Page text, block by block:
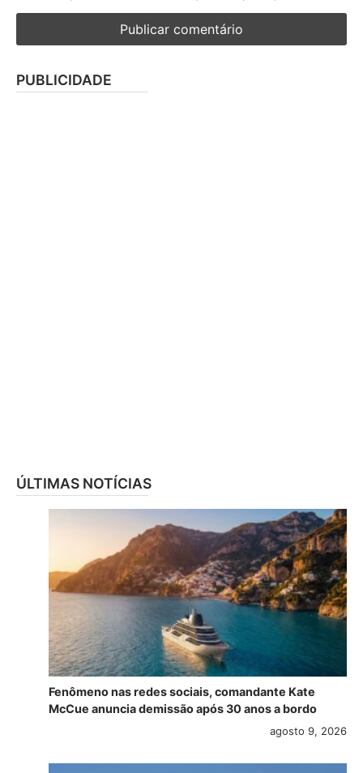
PUBLICIDADE
ÚLTIMAS NOTÍCIAS
Fenômeno nas redes sociais, comandante Kate
McCue anuncia demissão após 30 anos a bordo
agosto 9, 2026